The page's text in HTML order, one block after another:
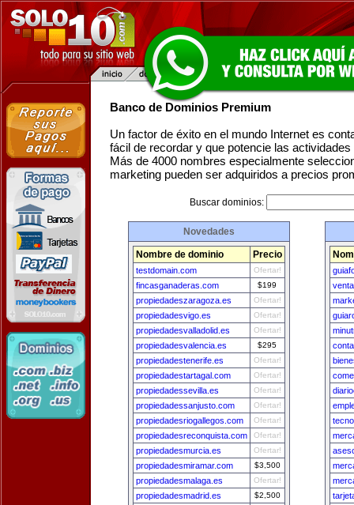
Banco de Dominios Premium
Un factor de éxito en el mundo Internet es
fácil de recordar y que potencie las
Más de 4000 nombres especialmente
marketing pueden ser adquiridos a precios
Buscar dominios:
Novedades
Nombre de dominio Precio
testdomain.com Ofertar!
fincasganaderas.com $199
propiedadeszaragoza.es Ofertar!
propiedadesvigo.es Ofertar!
propiedadesvalladolid.es Ofertar!
propiedadesvalencia.es $295
propiedadestenerife.es Ofertar!
propiedadestartagal.com Ofertar!
propiedadessevilla.es Ofertar!
propiedadessanjusto.com Ofertar!
propiedadesriogallegos.com Ofertar!
propiedadesreconquista.com Ofertar!
propiedadesmurcia.es Ofertar!
propiedadesmiramar.com $3,500
propiedadesmalaga.es Ofertar!
propiedadesmadrid.es $2,500